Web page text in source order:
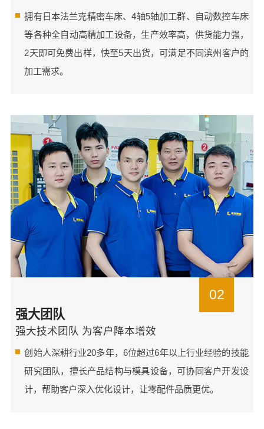
拥有日本法兰克精密车床、4轴5轴加工群、自动数控车床
等各种全自动高精加工设备，生产效率高，供货能力强，
2天即可免费出样，快至5天出货，可满足不同滨州客户的
加工需求。
02
强大团队
强大技术团队 为客户降本增效
创始人深耕行业20多年，6位超过6年以上行业经验的技能
研究团队，擅长产品结构与模具设备，可协同客户开发设
计，帮助客户深入优化设计，让零配件品质更优。